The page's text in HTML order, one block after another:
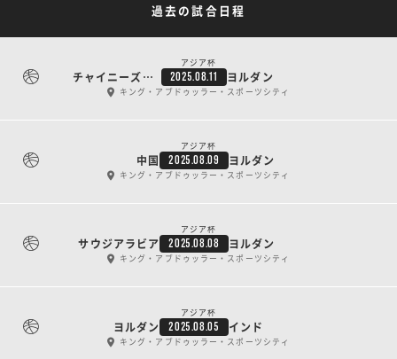
過去の試合日程
アジア杯
チャイニーズ・タイペイ 2025.08.11 ヨルダン
キング・アブドゥッラー・スポーツシティ
アジア杯
中国 2025.08.09 ヨルダン
キング・アブドゥッラー・スポーツシティ
アジア杯
サウジアラビア 2025.08.08 ヨルダン
キング・アブドゥッラー・スポーツシティ
アジア杯
ヨルダン 2025.08.05 インド
キング・アブドゥッラー・スポーツシティ